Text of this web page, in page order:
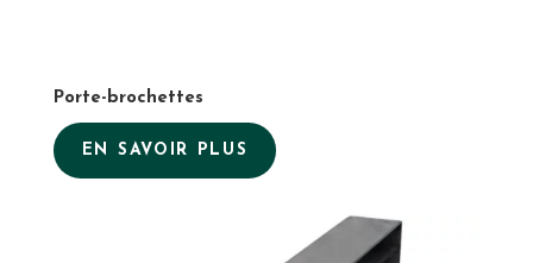
Porte-brochettes
EN SAVOIR PLUS